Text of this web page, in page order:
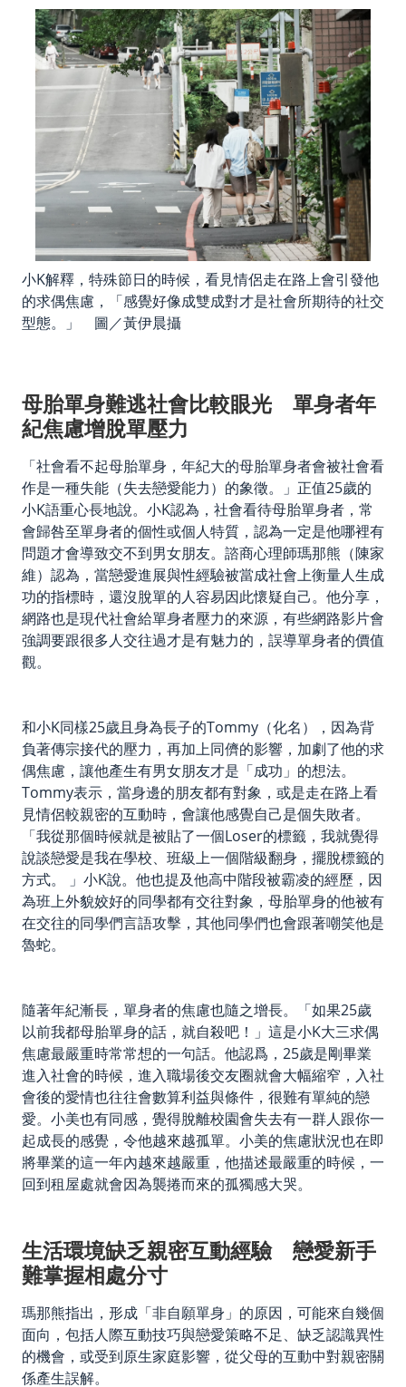
小K解釋，特殊節日的時候，看見情侶走在路上會引發他
的求偶焦慮，「感覺好像成雙成對才是社會所期待的社交
型態。」 圖／黃伊晨攝
母胎單身難逃社會比較眼光 單身者年
紀焦慮增脫單壓力
「社會看不起母胎單身，年紀大的母胎單身者會被社會看
作是一種失能（失去戀愛能力）的象徵。」正值25歲的
小K語重心長地說。小K認為，社會看待母胎單身者，常
會歸咎至單身者的個性或個人特質，認為一定是他哪裡有
問題才會導致交不到男女朋友。諮商心理師瑪那熊（陳家
維）認為，當戀愛進展與性經驗被當成社會上衡量人生成
功的指標時，還沒脫單的人容易因此懷疑自己。他分享，
網路也是現代社會給單身者壓力的來源，有些網路影片會
強調要跟很多人交往過才是有魅力的，誤導單身者的價值
觀。
和小K同樣25歲且身為長子的Tommy（化名），因為背
負著傳宗接代的壓力，再加上同儕的影響，加劇了他的求
偶焦慮，讓他產生有男女朋友才是「成功」的想法。
Tommy表示，當身邊的朋友都有對象，或是走在路上看
見情侶較親密的互動時，會讓他感覺自己是個失敗者。
「我從那個時候就是被貼了一個Loser的標籤，我就覺得
說談戀愛是我在學校、班級上一個階級翻身，擺脫標籤的
方式。 」小K說。他也提及他高中階段被霸凌的經歷，因
為班上外貌姣好的同學都有交往對象，母胎單身的他被有
在交往的同學們言語攻擊，其他同學們也會跟著嘲笑他是
魯蛇。
隨著年紀漸長，單身者的焦慮也隨之增長。「如果25歲
以前我都母胎單身的話，就自殺吧！」這是小K大三求偶
焦慮最嚴重時常常想的一句話。他認爲，25歲是剛畢業
進入社會的時候，進入職場後交友圈就會大幅縮窄，入社
會後的愛情也往往會數算利益與條件，很難有單純的戀
愛。小美也有同感，覺得脫離校園會失去有一群人跟你一
起成長的感覺，令他越來越孤單。小美的焦慮狀況也在即
將畢業的這一年內越來越嚴重，他描述最嚴重的時候，一
回到租屋處就會因為襲捲而來的孤獨感大哭。
生活環境缺乏親密互動經驗 戀愛新手
難掌握相處分寸
瑪那熊指出，形成「非自願單身」的原因，可能來自幾個
面向，包括人際互動技巧與戀愛策略不足、缺乏認識異性
的機會，或受到原生家庭影響，從父母的互動中對親密關
係產生誤解。